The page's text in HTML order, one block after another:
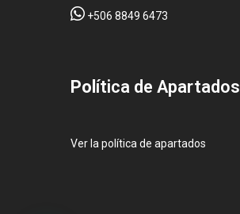
+506 8849 6473
Pol ítica de Apartados
Ver la política de apartados